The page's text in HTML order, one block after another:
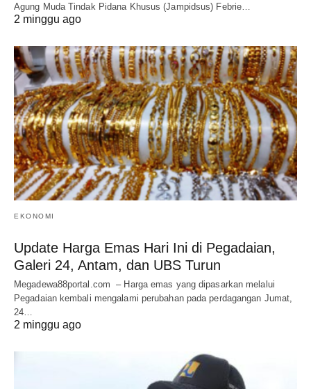
Agung Muda Tindak Pidana Khusus (Jampidsus) Febrie…
2 minggu ago
EKONOMI
Update Harga Emas Hari Ini di Pegadaian,
Galeri 24, Antam, dan UBS Turun
Megadewa88portal.com – Harga emas yang dipasarkan melalui
Pegadaian kembali mengalami perubahan pada perdagangan Jumat,
24…
2 minggu ago